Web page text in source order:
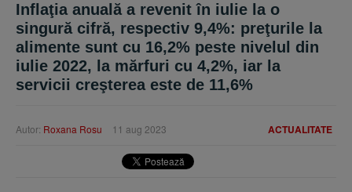
Inflaţia anuală a revenit în iulie la o
singură cifră, respectiv 9,4%: preţurile la
alimente sunt cu 16,2% peste nivelul din
iulie 2022, la mărfuri cu 4,2%, iar la
servicii creşterea este de 11,6%
ACTUALITATE
Autor: Roxana Rosu 11 aug 2023